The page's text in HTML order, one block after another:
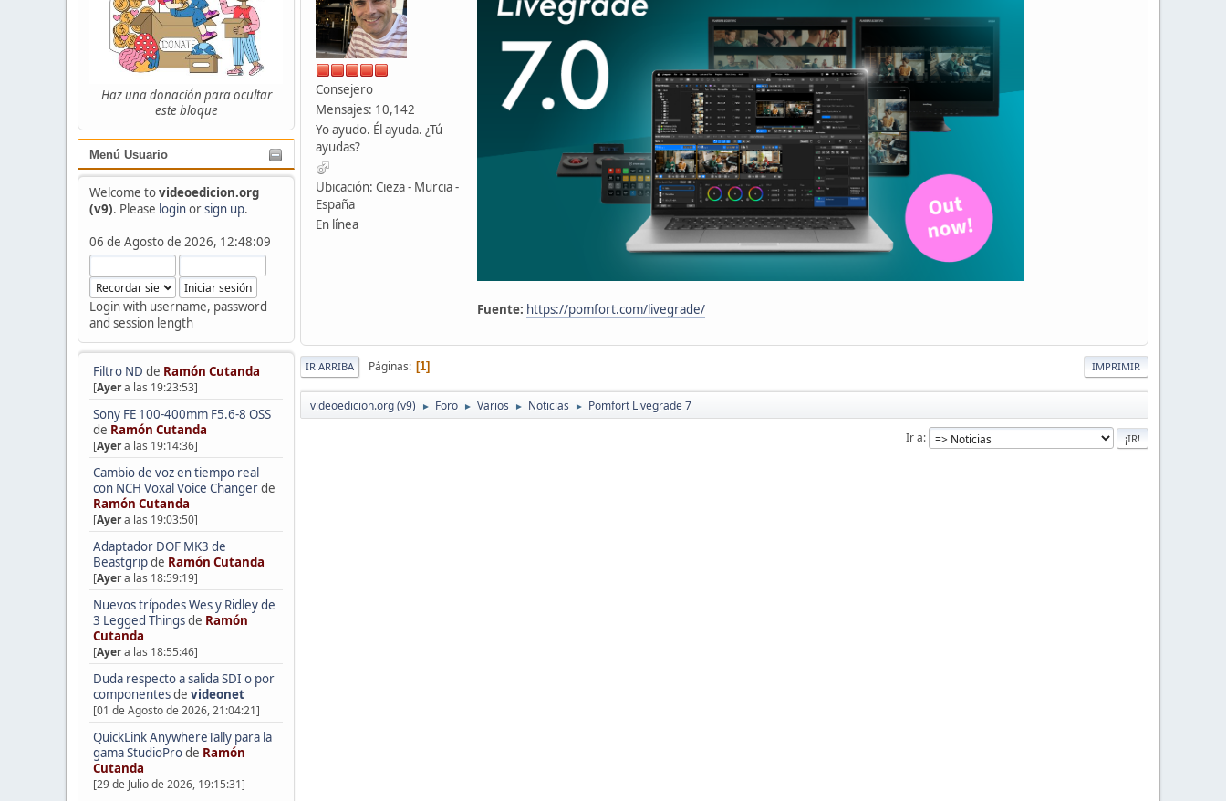
Haz una donación para ocultar
este bloque
Menú Usuario
Welcome tovideoedicion.org
(v9). Please loginorsign up.
06 de Agosto de 2026, 12:48:09
Login with username, password
and session length
Filtro ND de Ramón Cutanda
[Ayera las 19:23:53]
Sony FE 100-400mm F5.6-8 OSS
de Ramón Cutanda
[Ayera las 19:14:36]
Cambio de voz en tiempo real
con NCH Voxal Voice Changerde
Ramón Cutanda
[Ayera las 19:03:50]
Adaptador DOF MK3 de
Beastgripde Ramón Cutanda
[Ayera las 18:59:19]
Nuevos trípodes Wes y Ridley de
3 Legged Thingsde Ramón
Cutanda
[Ayera las 18:55:46]
Duda respecto a salida SDI o por
componentesde videonet
[01 de Agosto de 2026, 21:04:21]
QuickLink AnywhereTally para la
gama StudioProde Ramón
Cutanda
[29 de Julio de 2026, 19:15:31]
Consejero
Mensajes: 10,142
Yo ayudo. Él ayuda. ¿Tú
ayudas?
Ubicación: Cieza - Murcia -
España
En línea
Fuente: https://pomfort.com/livegrade/
IMPRIMIR
IR ARRIBA Páginas 1
videoedicion.org (v9) ► Foro ► Varios ► Noticias ► Pomfort Livegrade 7
Ir a